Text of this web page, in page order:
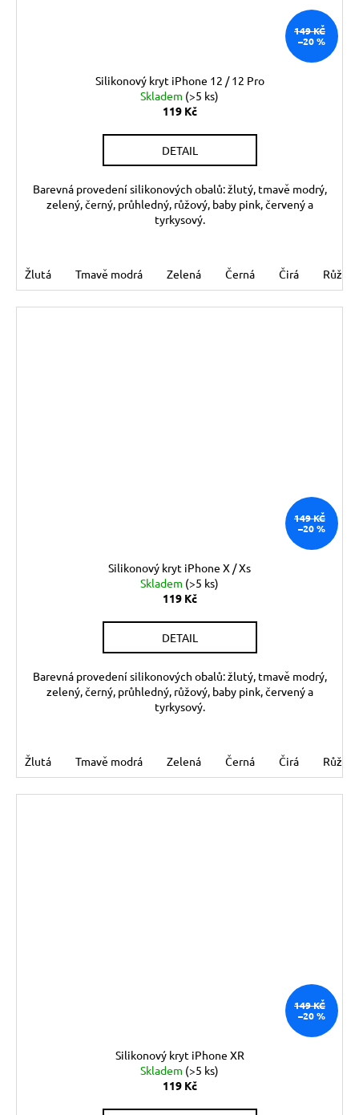
149 KČ
–20 %
Silikonový kryt iPhone 12 / 12 Pro
Skladem (>5 ks)
119 Kč
DETAIL
Barevná provedení silikonových obalů: žlutý, tmavě modrý,
zelený, černý, průhledný, růžový, baby pink, červený a
tyrkysový.
Žlutá Tmavě modrá Zelená Černá Čirá Růžová
149 KČ
–20 %
Silikonový kryt iPhone X / Xs
Skladem (>5 ks)
119 Kč
DETAIL
Barevná provedení silikonových obalů: žlutý, tmavě modrý,
zelený, černý, průhledný, růžový, baby pink, červený a
tyrkysový.
Žlutá Tmavě modrá Zelená Černá Čirá Růžová
149 KČ
–20 %
Silikonový kryt iPhone XR
Skladem (>5 ks)
119 Kč